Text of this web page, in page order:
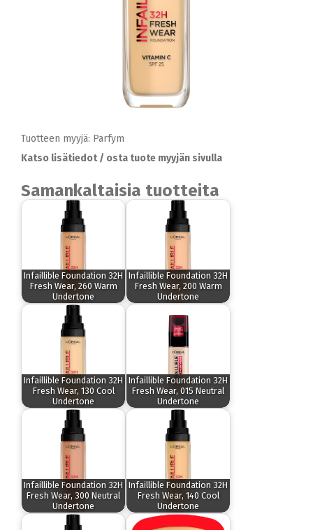
Tuotteen myyjä: Parfym
Katso lisätiedot / osta tuote myyjän sivulla
Samankaltaisia tuotteita
Infaillible Foundation 32H
Fresh Wear, 260 Warm
Undertone
Infaillible Foundation 32H
Fresh Wear, 200 Warm
Undertone
Infaillible Foundation 32H
Fresh Wear, 130 Cool
Undertone
Infaillible Foundation 32H
Fresh Wear, 015 Neutral
Undertone
Infaillible Foundation 32H
Fresh Wear, 300 Neutral
Undertone
Infaillible Foundation 32H
Fresh Wear, 140 Cool
Undertone